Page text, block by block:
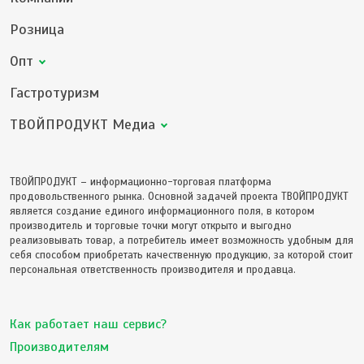
Розница
Опт
Гастротуризм
ТВОЙПРОДУКТ Медиа
ТВОЙПРОДУКТ – информационно-торговая платформа
продовольственного рынка. Основной задачей проекта ТВОЙПРОДУКТ
является создание единого информационного поля, в котором
производитель и торговые точки могут открыто и выгодно
реализовывать товар, а потребитель имеет возможность удобным для
себя способом приобретать качественную продукцию, за которой стоит
персональная ответственность производителя и продавца.
Как работает наш сервис?
Производителям